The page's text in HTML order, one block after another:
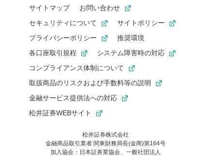
サイトマップ
お問い合わせ
セキュリティについて
サイトポリシー
プライバシーポリシー
推奨環境
各口座取引規程
システム障害時の対応
コンプライアンス体制について
取扱商品のリスクおよび手数料等の説明
金融サービス提供法への対応
松井証券WEBサイト
松井証券株式会社
金融商品取引業者 関東財務局長(金商)第164号
加入協会：日本証券業協会、一般社団法人
お気に入り機能は松井証券の会員限定の機能です。